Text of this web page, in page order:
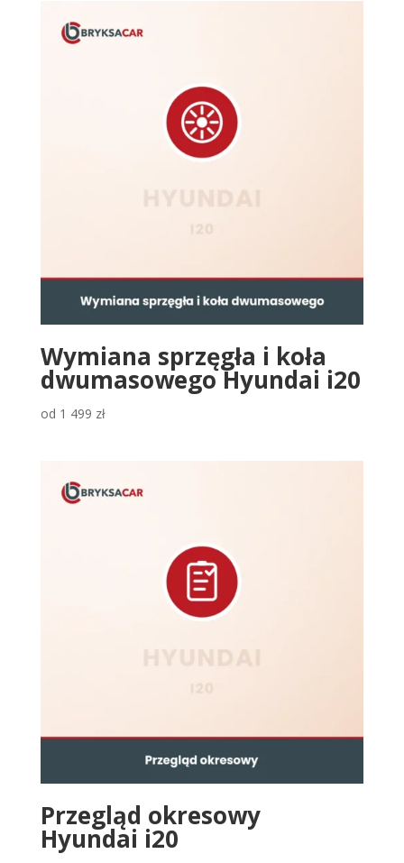
Wymiana sprzęgła i koła
dwumasowego Hyundai i20
od 1 499 zł
Przegląd okresowy
Hyundai i20